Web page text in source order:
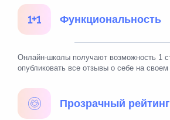
Функциональность
Онлайн-школы получают возможность 1
опубликовать все отзывы о себе на своем
Прозрачный рейтинг